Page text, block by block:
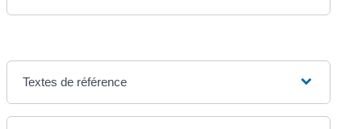
Textes de référence